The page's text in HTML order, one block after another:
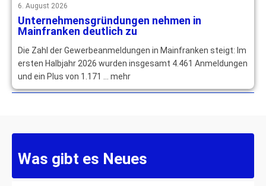
6. August 2026
Unternehmensgründungen nehmen in
Mainfranken deutlich zu
Die Zahl der Gewerbeanmeldungen in Mainfranken steigt: Im
ersten Halbjahr 2026 wurden insgesamt 4.461 Anmeldungen
und ein Plus von 1.171 … mehr
Was gibt es Neues